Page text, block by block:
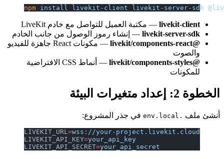
npm install livekit-client livekit-server-sdk
livekit-client— مكتبة العميل للتواصل مع خادم LiveKit
livekit-server-sdk— إنشاء رموز الوصول من جانب الخادم
@livekit/components-react
— مكونات React جاهزة للفيديو
والصوت
@livekit/components-styles
— أنماط CSS الافتراضية
للمكونات
الخطوة 2: إعداد متغيرات البيئة
أنشئ ملف .env.local في جذر المشروع:
LIVEKIT_URL=wss://your-project.livekit.cloud
LIVEKIT_API_KEY=your_api_key
LIVEKIT_API_SECRET=your_api_secret